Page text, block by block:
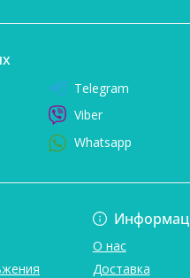
О нас
Доставка
Telegram
Viber
Whatsapp